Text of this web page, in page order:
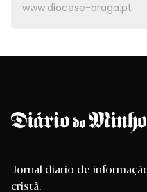
www.diocese-braga.pt
Jornal diário de
cristã.